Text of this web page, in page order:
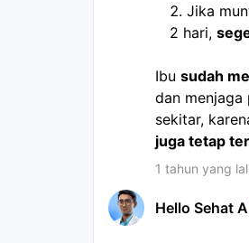
Jika
2 hari,
Ibu sudah
dan
juga tetap
1 tahun yang
Hello Sehat